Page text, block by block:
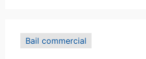
Bail commercial